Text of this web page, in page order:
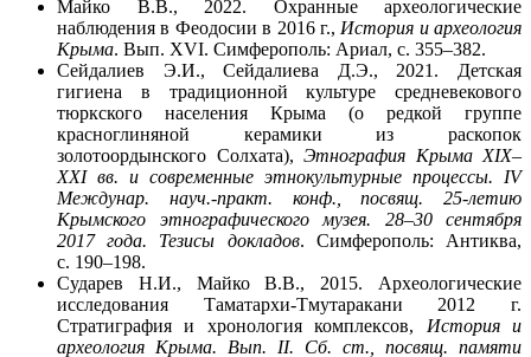
Майко В.В., 2022. Охранные археологические
наблюдения в Феодосии в 2016 г.,История и археология
Крыма. Вып. ХVI. Симферополь: Ариал, с. 355–382.
Сейдалиев Э.И., Сейдалиева Д.Э., 2021. Детская
гигиена в традиционной культуре средневекового
тюркского населения Крыма (о редкой группе
красноглиняной керамики из раскопок
золотоордынского Солхата), Этнография КрымаXIX–
XXIвв. и современные этнокультурные процессы. IV
Междунар. науч.-практ. конф., посвящ. 25-летию
Крымского этнографического музея. 28–30 сентября
2017 года. Тезисы докладов. Симферополь: Антиква,
с. 190–198.
Сударев Н.И., Майко В.В., 2015. Археологические
исследования Таматархи-Тмутаракани 2012 г.
Стратиграфия и хронология комплексов, История и
археология Крыма. Вып. II. Сб. ст., посвящ. памяти